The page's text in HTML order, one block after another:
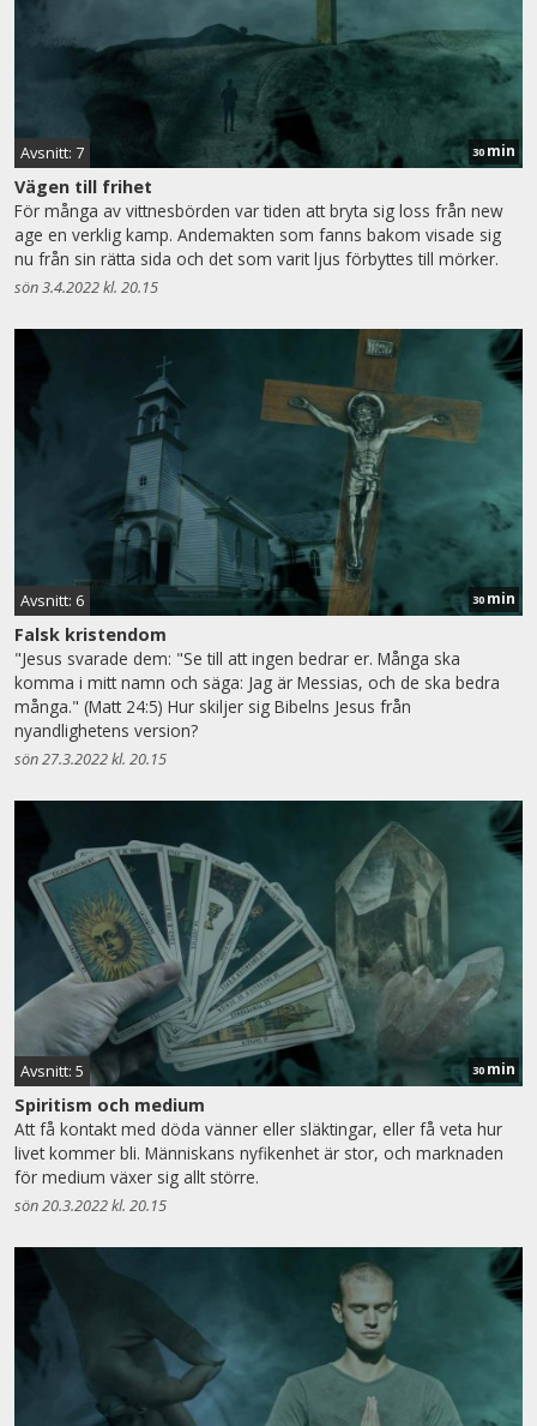
Avsnitt: 7 30 min
Vägen till frihet
För många av vittnesbörden var tiden att bryta sig loss från new
age en verklig kamp. Andemakten som fanns bakom visade sig
nu från sin rätta sida och det som varit ljus förbyttes till mörker.
sön 3.4.2022 kl. 20.15
Avsnitt: 6 30 min
Falsk kristendom
"Jesus svarade dem: "Se till att ingen bedrar er. Många ska
komma i mitt namn och säga: Jag är Messias, och de ska bedra
många." (Matt 24:5) Hur skiljer sig Bibelns Jesus från
nyandlighetens version?
sön 27.3.2022 kl. 20.15
Avsnitt: 5 30 min
Spiritism och medium
Att få kontakt med döda vänner eller släktingar, eller få veta hur
livet kommer bli. Människans nyfikenhet är stor, och marknaden
för medium växer sig allt större.
sön 20.3.2022 kl. 20.15